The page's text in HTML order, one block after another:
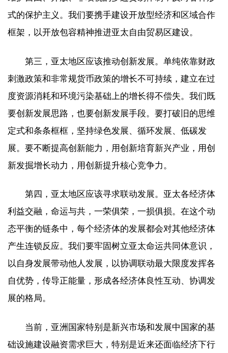
式的保护主义。我们要携手建设开放型经济和区域合作
框架，以开放包容精神推进亚太自由贸易区建设。
第三，亚太地区应该推动创新发展。单纯依靠财政
刺激政策和非常规货币政策的增长不可持续，建立在过
度资源消耗和环境污染基础上的增长得不偿失。我们既
要创新发展思路，也要创新发展手段。要打破旧的思维
定式和条条框框，坚持绿色发展、循环发展、低碳发
展。要不断提高创新能力，用创新培育新兴产业，用创
新发掘增长动力，用创新提升核心竞争力。
第四，亚太地区应该寻求联动发展。亚太各经济体
利益交融，命运与共，一荣俱荣，一损俱损。在这个动
态平衡的链条中，每个经济体的发展都会对其他经济体
产生连锁反应。我们要牢固树立亚太命运共同体意识，
以自身发展带动他人发展，以协调联动最大限度发挥各
自优势，传导正能量，形成各经济体良性互动、协调发
展的格局。
当前，亚洲国家特别是新兴市场和发展中国家的基
础设施建设融资需求巨大，特别是近来还面临经济下行